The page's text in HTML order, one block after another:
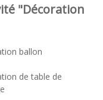
"Décoration
ballon
de table de